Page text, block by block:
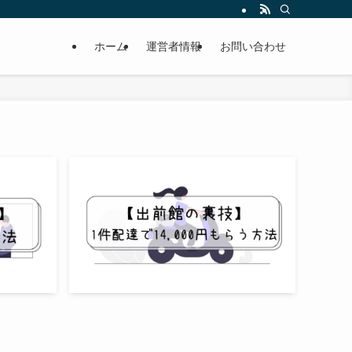
ホーム 運営者情報 お問い合わせ